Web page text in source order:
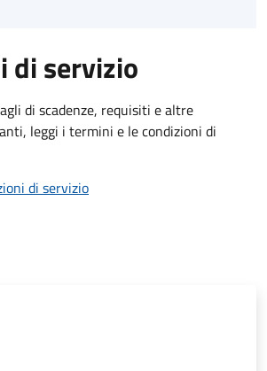
di servizio
di scadenze, requisiti e altre
leggi i termini e le condizioni di
di servizio